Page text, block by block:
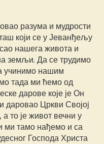
разума и мудрости
који се у Јеванђељу
нашега живота и
земљи. Да се трудимо
учинимо нашим
тада ми ћемо од
дарове које је Он
Цркви Својој
то је живот вечни у
ми тамо нађемо и са
Господа Христа